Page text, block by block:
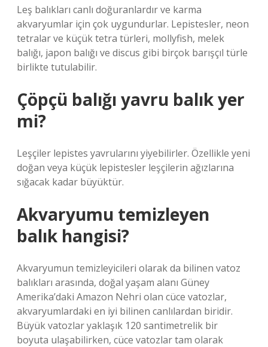
Leş balıkları canlı doğuranlardır ve karma
akvaryumlar için çok uygundurlar. Lepistesler, neon
tetralar ve küçük tetra türleri, mollyfish, melek
balığı, japon balığı ve discus gibi birçok barışçıl türle
birlikte tutulabilir.
Çöpçü balığı yavru balık yer
mi?
Leşçiler lepistes yavrularını yiyebilirler. Özellikle yeni
doğan veya küçük lepistesler leşçilerin ağızlarına
sığacak kadar büyüktür.
Akvaryumu temizleyen
balık hangisi?
Akvaryumun temizleyicileri olarak da bilinen vatoz
balıkları arasında, doğal yaşam alanı Güney
Amerika’daki Amazon Nehri olan cüce vatozlar,
akvaryumlardaki en iyi bilinen canlılardan biridir.
Büyük vatozlar yaklaşık 120 santimetrelik bir
boyuta ulaşabilirken, cüce vatozlar tam olarak